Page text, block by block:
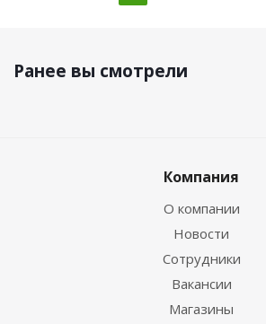
Ранее вы смотрели
Компания
О компании
Новости
Сотрудники
Вакансии
Магазины